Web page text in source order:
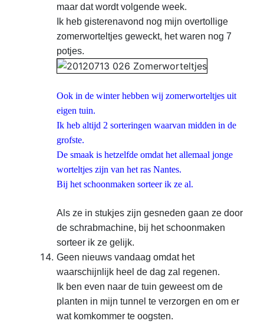
maar dat wordt volgende week.
Ik heb gisterenavond nog mijn overtollige
zomerworteltjes geweckt, het waren nog 7
potjes.
Ook in de winter hebben wij zomerworteltjes uit
eigen tuin.
Ik heb altijd 2 sorteringen waarvan midden in de
grofste.
De smaak is hetzelfde omdat het allemaal jonge
worteltjes zijn van het ras Nantes.
Bij het schoonmaken sorteer ik ze al.
Als ze in stukjes zijn gesneden gaan ze door
de schrabmachine, bij het schoonmaken
sorteer ik ze gelijk.
Geen nieuws vandaag omdat het
waarschijnlijk heel de dag zal regenen.
Ik ben even naar de tuin geweest om de
planten in mijn tunnel te verzorgen en om er
wat komkommer te oogsten.